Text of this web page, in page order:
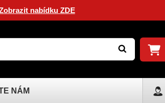
nabídku ZDE
NÁM